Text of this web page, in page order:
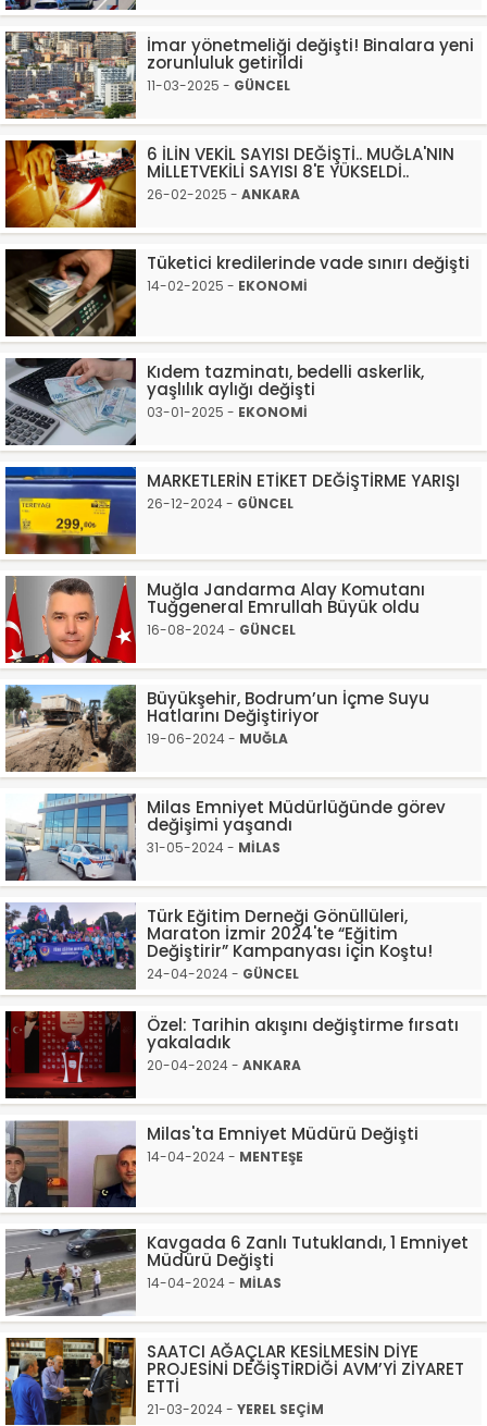
İmar yönetmeliği değişti! Binalara yeni
zorunluluk getirildi
11-03-2025 - GÜNCEL
6 İLİN VEKİL SAYISI DEĞİŞTİ.. MUĞLA'NIN
MİLLETVEKİLİ SAYISI 8'E YÜKSELDİ..
26-02-2025 - ANKARA
Tüketici kredilerinde vade sınırı değişti
14-02-2025 - EKONOMİ
Kıdem tazminatı, bedelli askerlik,
yaşlılık aylığı değişti
03-01-2025 - EKONOMİ
MARKETLERİN ETİKET DEĞİŞTİRME YARIŞI
26-12-2024 - GÜNCEL
Muğla Jandarma Alay Komutanı
Tuğgeneral Emrullah Büyük oldu
16-08-2024 - GÜNCEL
Büyükşehir, Bodrum’un İçme Suyu
Hatlarını Değiştiriyor
19-06-2024 - MUĞLA
Milas Emniyet Müdürlüğünde görev
değişimi yaşandı
31-05-2024 - MİLAS
Türk Eğitim Derneği Gönüllüleri,
Maraton İzmir 2024'te “Eğitim
Değiştirir” Kampanyası için Koştu!
24-04-2024 - GÜNCEL
Özel: Tarihin akışını değiştirme fırsatı
yakaladık
20-04-2024 - ANKARA
Milas'ta Emniyet Müdürü Değişti
14-04-2024 - MENTEŞE
Kavgada 6 Zanlı Tutuklandı, 1 Emniyet
Müdürü Değişti
14-04-2024 - MİLAS
SAATCI AĞAÇLAR KESİLMESİN DİYE
PROJESİNİ DEĞİŞTİRDİĞİ AVM’Yİ ZİYARET
ETTİ
21-03-2024 - YEREL SEÇİM